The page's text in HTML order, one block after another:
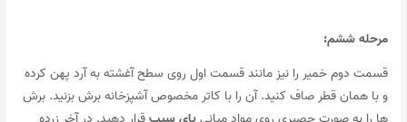
مرحله ششم:
قسمت دوم خمیر را نیز مانند قسمت اول روی سطح آغشته به آرد پهن کرده
و با همان قطر صاف کنید. آن را با کاتر مخصوص آشپزخانه برش بزنید. برش